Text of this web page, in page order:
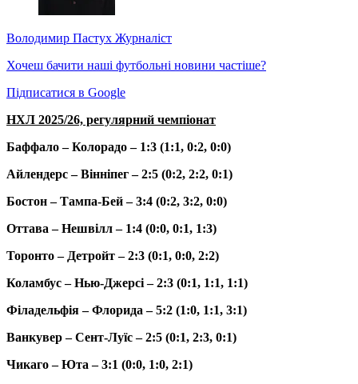
Володимир Пастух Журналіст
Хочеш бачити наші футбольні новини частіше?
Підписатися в Google
НХЛ 2025/26, регулярний чемпіонат
Баффало – Колорадо – 1:3 (1:1, 0:2, 0:0)
Айлендерс – Вінніпег – 2:5 (0:2, 2:2, 0:1)
Бостон – Тампа-Бей – 3:4 (0:2, 3:2, 0:0)
Оттава – Нешвілл – 1:4 (0:0, 0:1, 1:3)
Торонто – Детройт – 2:3 (0:1, 0:0, 2:2)
Коламбус – Нью-Джерсі – 2:3 (0:1, 1:1, 1:1)
Філадельфія – Флорида – 5:2 (1:0, 1:1, 3:1)
Ванкувер – Сент-Луїс – 2:5 (0:1, 2:3, 0:1)
Чикаго – Юта – 3:1 (0:0, 1:0, 2:1)